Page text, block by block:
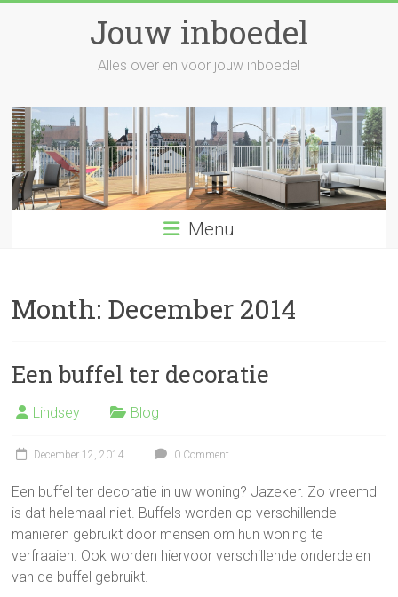
Jouw inboedel
Alles over en voor jouw inboedel
Menu
Month: December 2014
Een buffel ter decoratie
Lindsey Blog
December 12, 2014 0 Comment
Een buffel ter decoratie in uw woning? Jazeker. Zo vreemd
is dat helemaal niet. Buffels worden op verschillende
manieren gebruikt door mensen om hun woning te
verfraaien. Ook worden hiervoor verschillende onderdelen
van de buffel gebruikt.